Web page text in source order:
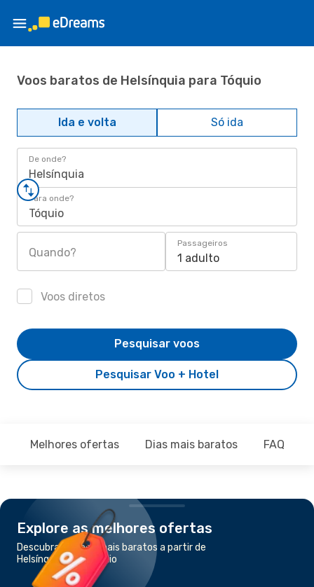
Voos baratos de Helsínquia para Tóquio
Ida e volta Só ida
De onde?
Helsínquia
Para onde?
Tóquio
Quando?
Passageiros
1 adulto
Voos diretos
Pesquisar Voo + Hotel
Pesquisar voos
Melhores ofertas Dias mais baratos FAQ
Explore as melhores ofertas
Descubra os voos mais baratos a partir de
Helsínquia para Tóquio